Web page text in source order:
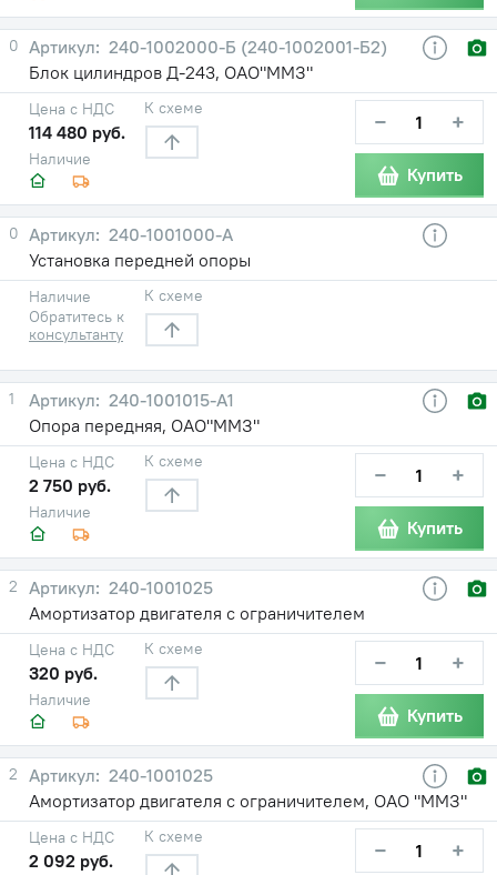
0
240-1002000-Б (240-1002001-Б2)
Блок цилиндров Д-243, ОАО"ММЗ"
Наличие
Цена с НДС
114 480 руб.
К схеме − +
Купить
0
240-1001000-А
Установка передней опоры
Наличие
Обратитесь к
консультанту
К схеме
1
240-1001015-А1
Опора передняя, ОАО"ММЗ"
Наличие
Цена с НДС
2 750 руб.
К схеме − +
Купить
2
240-1001025
Амортизатор двигателя с ограничителем
Наличие
Цена с НДС
320 руб.
К схеме − +
Купить
2
240-1001025
Амортизатор двигателя с ограничителем, ОАО "ММЗ"
Цена с НДС
2 092 руб.
К схеме − +